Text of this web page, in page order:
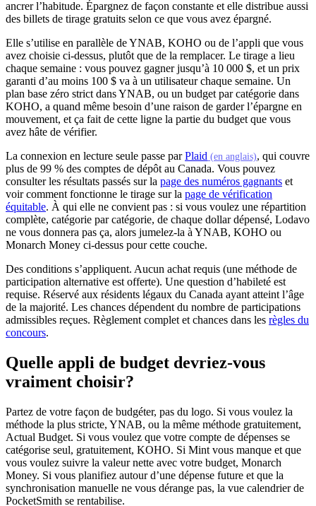
ancrer l’habitude. Épargnez de façon constante et elle distribue aussi
des billets de tirage gratuits selon ce que vous avez épargné.
Elle s’utilise en parallèle de YNAB, KOHO ou de l’appli que vous
avez choisie ci-dessus, plutôt que de la remplacer. Le tirage a lieu
chaque semaine : vous pouvez gagner jusqu’à 10 000 $, et un prix
garanti d’au moins 100 $ va à un utilisateur chaque semaine. Un
plan base zéro strict dans YNAB, ou un budget par catégorie dans
KOHO, a quand même besoin d’une raison de garder l’épargne en
mouvement, et ça fait de cette ligne la partie du budget que vous
avez hâte de vérifier.
La connexion en lecture seule passe parPlaid (en anglais) (s'ouvre
, qui couvre
plus de 99 % des comptes de dépôt au Canada. Vous pouvez
consulter les résultats passés sur la page des numéros gagnants et
voir comment fonctionne le tirage sur la page de vérification
équitable. À qui elle ne convient pas : si vous voulez une répartition
complète, catégorie par catégorie, de chaque dollar dépensé, Lodavo
ne vous donnera pas ça, alors jumelez-la à YNAB, KOHO ou
Monarch Money ci-dessus pour cette couche.
Des conditions s’appliquent. Aucun achat requis (une méthode de
participation alternative est offerte). Une question d’habileté est
requise. Réservé aux résidents légaux du Canada ayant atteint l’âge
de la majorité. Les chances dépendent du nombre de participations
admissibles reçues. Règlement complet et chances dans les règles du
concours.
Quelle appli de budget devriez-vous
vraiment choisir?
Partez de votre façon de budgéter, pas du logo. Si vous voulez la
méthode la plus stricte, YNAB, ou la même méthode gratuitement,
Actual Budget. Si vous voulez que votre compte de dépenses se
catégorise seul, gratuitement, KOHO. Si Mint vous manque et que
vous voulez suivre la valeur nette avec votre budget, Monarch
Money. Si vous planifiez autour d’une dépense future et que la
synchronisation manuelle ne vous dérange pas, la vue calendrier de
PocketSmith se rentabilise.